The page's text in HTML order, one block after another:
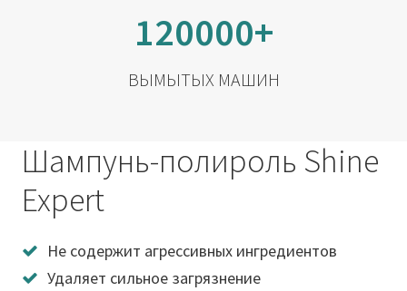
120000+
ВЫМЫТЫХ МАШИН
Шампунь-полироль Shine
Expert
Не содержит агрессивных ингредиентов
Удаляет сильное загрязнение